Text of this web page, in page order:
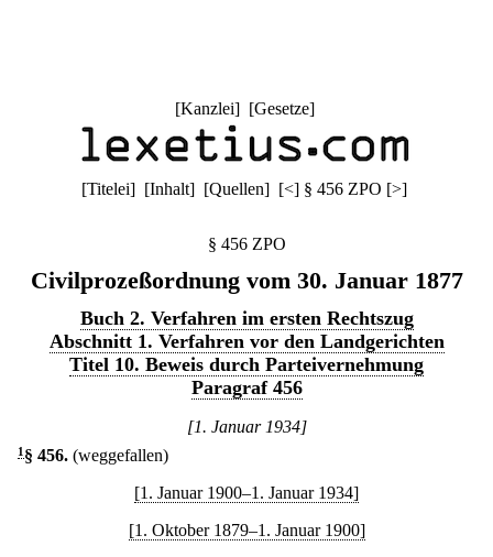
[Kanzlei] [Gesetze]
[Titelei] [Inhalt] [Quellen] [<] § 456 ZPO [>]
§ 456 ZPO
Civilprozeßordnung vom 30. Januar 1877
Buch 2. Verfahren im ersten Rechtszug
Abschnitt 1. Verfahren vor den Landgerichten
Titel 10. Beweis durch Parteivernehmung
Paragraf 456
[1. Januar 1934]
1 § 456. (weggefallen)
[1. Januar 1900–1. Januar 1934]
[1. Oktober 1879–1. Januar 1900]